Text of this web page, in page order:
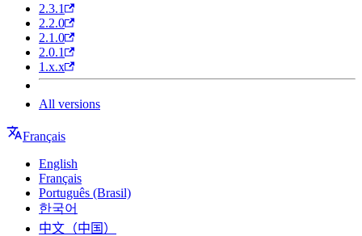
2.3.1
2.2.0
2.1.0
2.0.1
1.x.x
All versions
Français
English
Français
Português (Brasil)
한국어
中文（中国）